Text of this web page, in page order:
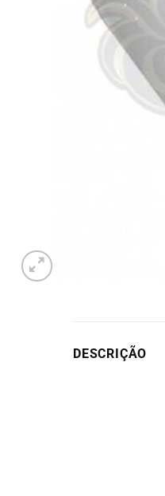
DESCRIÇÃO